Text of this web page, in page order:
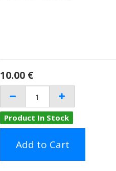
10.00 €
Product In Stock
Add to Cart